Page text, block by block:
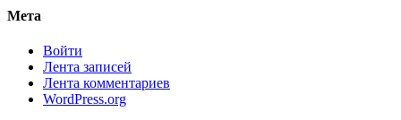
Мета
Войти
Лента записей
Лента комментариев
WordPress.org